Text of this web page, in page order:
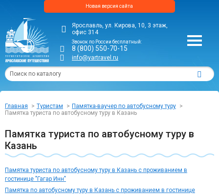
Новая версия сайта
Ярославль, ул. Кирова, 10, 3 этаж,
офис 314
Звонок по России бесплатный:
8 (800) 550-70-15
info@yartravel.ru
Главная Туристам
Памятка-ваучер по автобусному туру
Памятка туриста по автобусному туру в Казань
Памятка туриста по автобусному туру в
Казань
Памятка туриста по автобусному туру в Казань с проживанием в
гостинице "Гагар Инн"
Памятка по автобусному туру в Казань с проживанием в гостинице